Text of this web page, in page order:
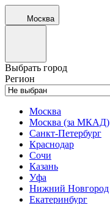
Москва
Выбрать город
Регион
Москва
Москва (за МКАД)
Санкт-Петербург
Краснодар
Сочи
Казань
Уфа
Нижний Новгород
Екатеринбург